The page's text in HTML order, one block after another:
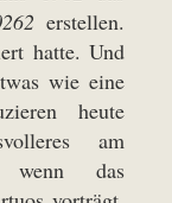
erstellen.
hatte. Und
wie eine
heute
am
wenn das